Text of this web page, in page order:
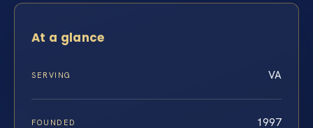
At a glance
SERVING VA
FOUNDED 1997